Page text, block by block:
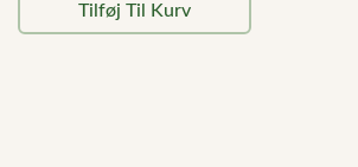
Tilføj Til Kurv